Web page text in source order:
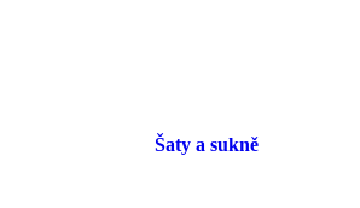
Šaty a sukně